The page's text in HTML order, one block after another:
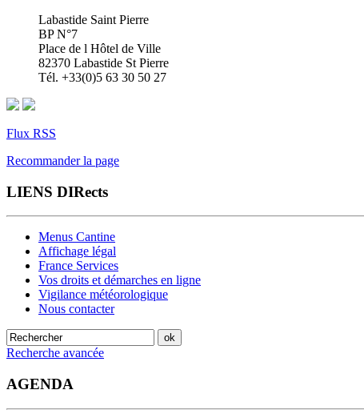
Labastide Saint Pierre
BP N°7
Place de l Hôtel de Ville
82370 Labastide St Pierre
Tél. +33(0)5 63 30 50 27
Flux RSS
Recommander la page
LIENS DIRects
Menus Cantine
Affichage légal
France Services
Vos droits et démarches en ligne
Vigilance météorologique
Nous contacter
Recherche avancée
AGENDA